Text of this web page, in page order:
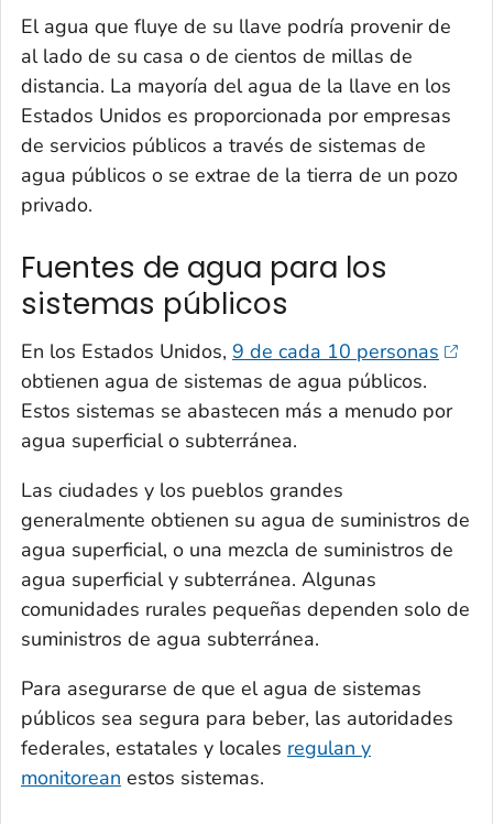
El agua que fluye de su llave podría provenir de
al lado de su casa o de cientos de millas de
distancia. La mayoría del agua de la llave en los
Estados Unidos es proporcionada por empresas
de servicios públicos a través de sistemas de
agua públicos o se extrae de la tierra de un pozo
privado.
Fuentes de agua para los
sistemas públicos
En los Estados Unidos, 9 de cada 10 personas
obtienen agua de sistemas de agua públicos.
Estos sistemas se abastecen más a menudo por
agua superficial o subterránea.
Las ciudades y los pueblos grandes
generalmente obtienen su agua de suministros de
agua superficial, o una mezcla de suministros de
agua superficial y subterránea. Algunas
comunidades rurales pequeñas dependen solo de
suministros de agua subterránea.
Para asegurarse de que el agua de sistemas
públicos sea segura para beber, las autoridades
federales, estatales y locales regulan y
monitorean estos sistemas.